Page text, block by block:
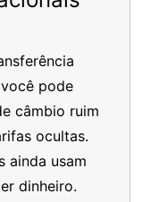
pode
câmbio ruim
ocultas.
ainda usam
dinheiro.